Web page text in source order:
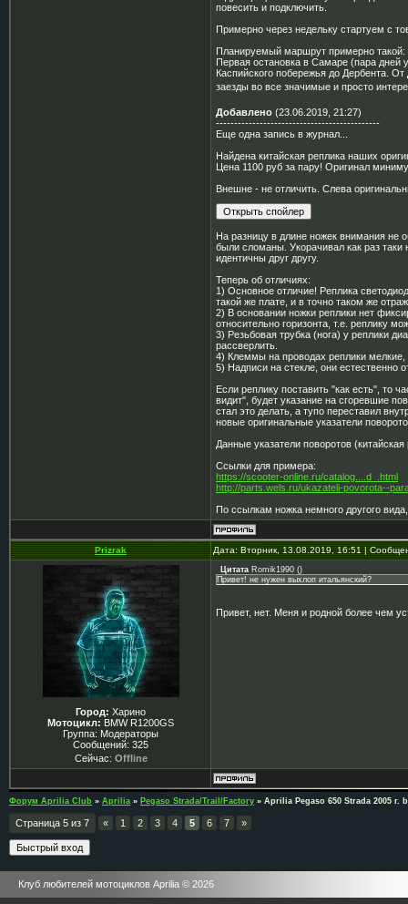
повесить и подключить.
Примерно через недельку стартуем с
Планируемый маршрут примерно такой:
Первая остановка в Самаре (пара дней
Каспийского побережья до Дербента.
заезды во все значимые и просто
Добавлено (23.06.2019, 21:27)
---------------------------------------------
Еще одна запись в журнал...
Найдена китайская реплика наших
Цена 1100 руб за пару! Оригинал
Внешне - не отличить. Слева
На разницу в длине ножек внимания не
были сломаны. Укорачивал как раз таки
идентичны друг другу.
Теперь об отличиях:
1) Основное отличие! Реплика
такой же плате, и в точно таком же
2) В основании ножки реплики нет
относительно горизонта, т.е. реплику
3) Резьбовая трубка (нога) у реплики
рассверлить.
4) Клеммы на проводах реплики мелкие,
5) Надписи на стекле, они естественно
Если реплику поставить "как есть", то
видит", будет указание на сгоревшие
стал это делать, а тупо переставил
новые оригинальные указатели
Данные указатели поворотов
Ссылки для примера:
https://scooter-online.ru/catalog....d_.html
http://parts.wels.ru/ukazateli-povorota--
По ссылкам ножка немного другого
Prizrak Дата: Вторник, 13.08.2019, 16:51 |
Город: Харино
Мотоцикл: BMW R1200GS
Группа: Модераторы
Сообщений: 325
Сейчас: Offline
Цитата Romik1990 ()
Привет! не нужен выхлоп итальянский?
Привет, нет. Меня и родной более чем
Форум Aprilia Club » Aprilia » Pegaso Strada/Trail/Factory » Aprilia Pegaso 650 Strada 2005 г.
Страница 5 из 7 « 1 2 3 4 5 6 7 »
Клуб любителей мотоциклов Aprilia © 2026